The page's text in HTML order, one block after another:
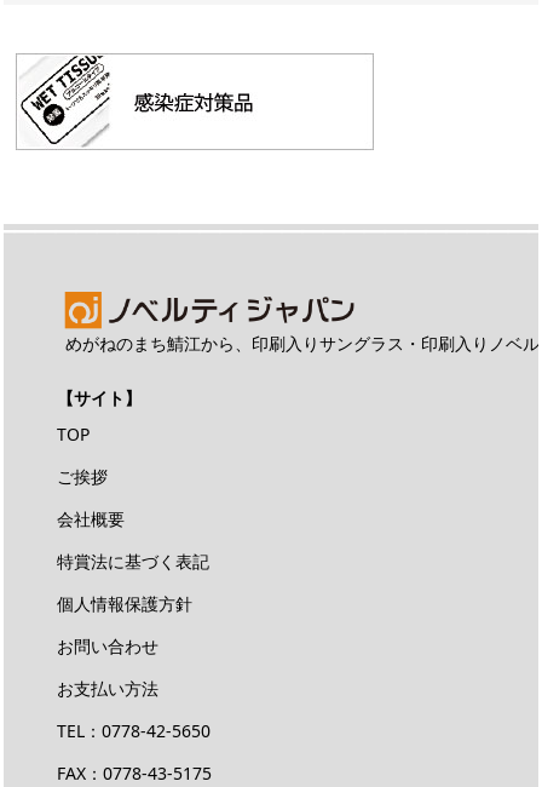
めがねのまち鯖江から、印刷入りサングラス・印刷入りノベ
【サイト】
TOP
ご挨拶
会社概要
特賞法に基づく表記
個人情報保護方針
お問い合わせ
お支払い方法
TEL：0778-42-5650
FAX：0778-43-5175